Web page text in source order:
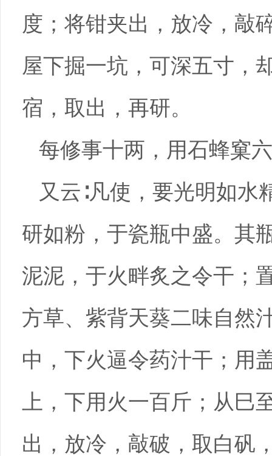
度；将钳夹出，放冷，敲
屋下掘一坑，可深五寸，
宿，取出，再研。
每修事十两，用石蜂窠
又云∶凡使，要光明如
研如粉，于瓷瓶中盛。其
泥泥，于火畔炙之令干；
方草、紫背天葵二味自然
中，下火逼令药汁干；用
上，下用火一百斤；从巳
出，放冷，敲破，取白矾